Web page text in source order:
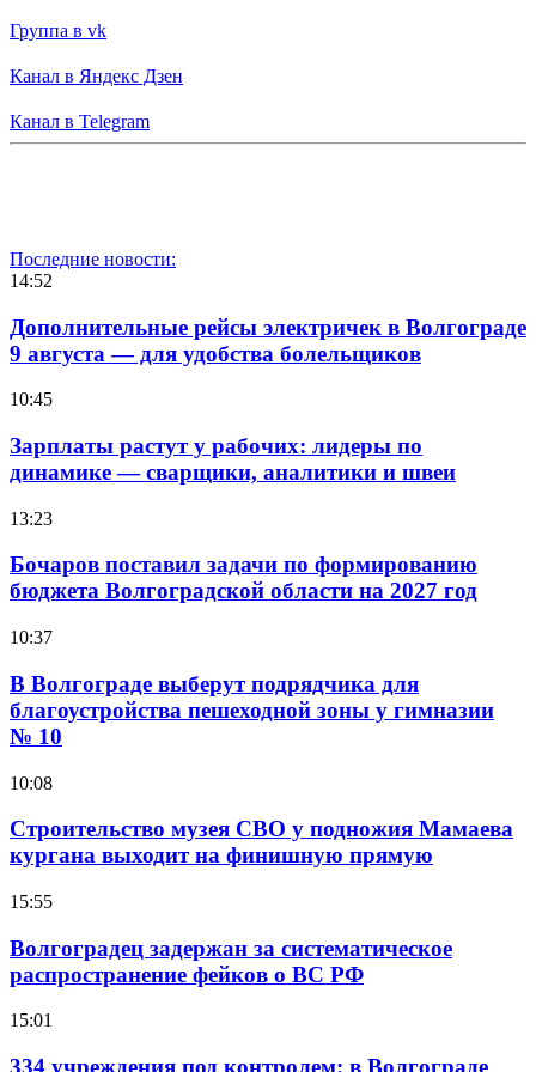
Группа в vk
Канал в Яндекс Дзен
Канал в Telegram
Последние новости:
14:52
Дополнительные рейсы электричек в Волгограде
9 августа — для удобства болельщиков
10:45
Зарплаты растут у рабочих: лидеры по
динамике — сварщики, аналитики и швеи
13:23
Бочаров поставил задачи по формированию
бюджета Волгоградской области на 2027 год
10:37
В Волгограде выберут подрядчика для
благоустройства пешеходной зоны у гимназии
№ 10
10:08
Строительство музея СВО у подножия Мамаева
кургана выходит на финишную прямую
15:55
Волгоградец задержан за систематическое
распространение фейков о ВС РФ
15:01
334 учреждения под контролем: в Волгограде